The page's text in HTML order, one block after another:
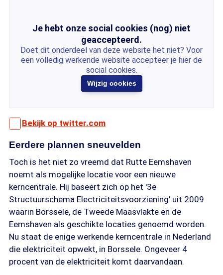
Je hebt onze social cookies (nog) niet
geaccepteerd.
Doet dit onderdeel van deze website het niet? Voor
een volledig werkende website accepteer je hier de
social cookies.
Wijzig cookies
Bekijk op twitter.com
Eerdere plannen sneuvelden
Toch is het niet zo vreemd dat Rutte Eemshaven
noemt als mogelijke locatie voor een nieuwe
kerncentrale. Hij baseert zich op het '3e
Structuurschema Electriciteitsvoorziening' uit 2009
waarin Borssele, de Tweede Maasvlakte en de
Eemshaven als geschikte locaties genoemd worden.
Nu staat de enige werkende kerncentrale in Nederland
die elektriciteit opwekt, in Borssele. Ongeveer 4
procent van de elektriciteit komt daarvandaan.